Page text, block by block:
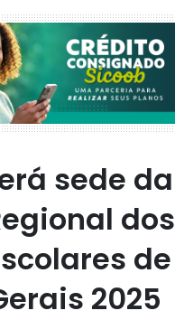
sede da
dos
de
2025